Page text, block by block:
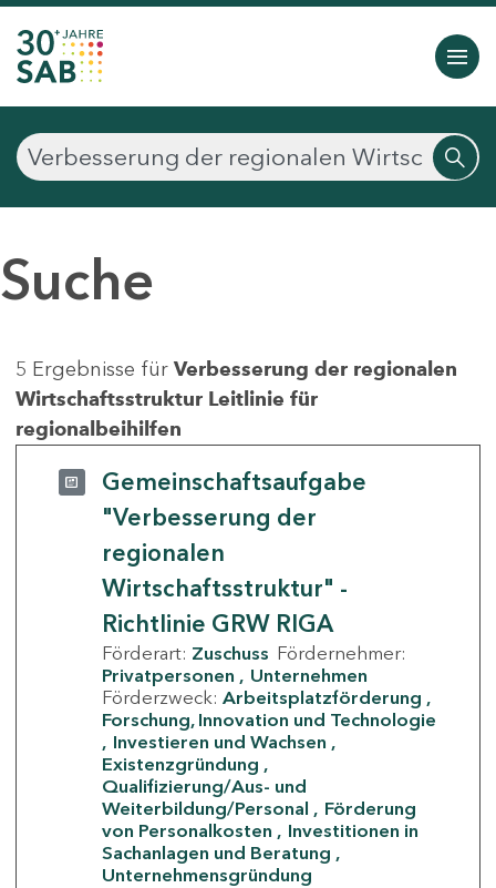
Suche
5 Ergebnisse für Verbesserung der regionalen
Wirtschaftsstruktur Leitlinie für
regionalbeihilfen
Gemeinschaftsaufgabe
"Verbesserung der
regionalen
Wirtschaftsstruktur" -
Richtlinie GRW RIGA
Förderart: Zuschuss Fördernehmer:
Privatpersonen
Unternehmen
Förderzweck: Arbeitsplatzförderung
Forschung, Innovation und Technologie
Investieren und Wachsen
Existenzgründung
Qualifizierung/Aus- und
Weiterbildung/Personal
Förderung
von Personalkosten
Investitionen in
Sachanlagen und Beratung
Unternehmensgründung